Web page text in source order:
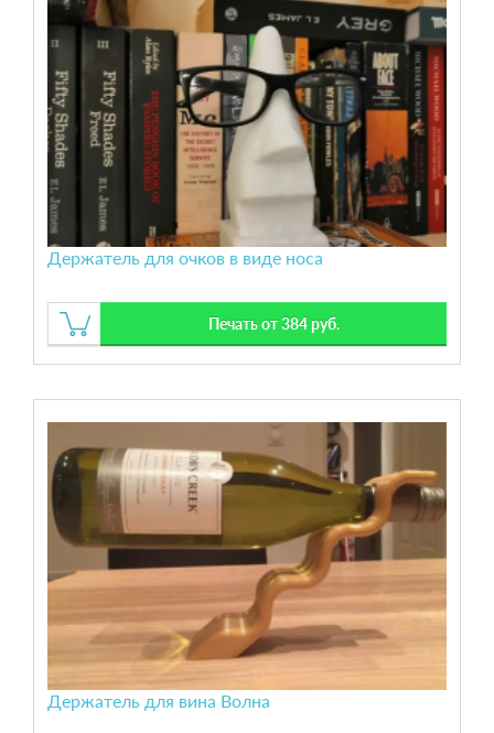
Держатель для очков в виде носа
Печать от 384 руб.
Держатель для вина Волна